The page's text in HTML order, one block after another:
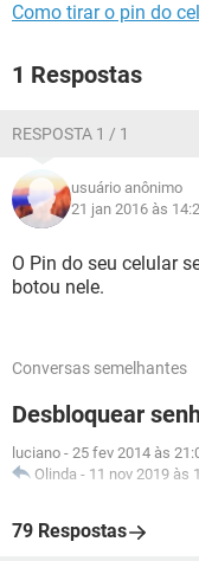
Como tirar o pin do
1 Respostas
RESPOSTA 1 / 1
usuário anônimo
21 jan 2016 às
O Pin do seu celular
botou nele.
Conversas semelhantes
Desbloquear
luciano - 25 fev 2014 às
Olinda - 11 nov 2019 às
79 Respostas